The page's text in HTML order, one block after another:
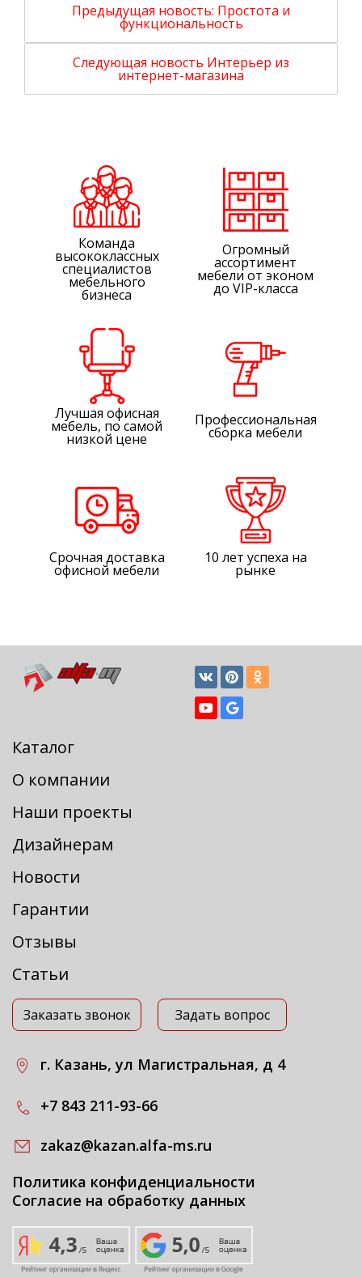
Предыдущая новость: Простота и
функциональность
Следующая новость Интерьер из
интернет-магазина
Команда
высококлассных
специалистов
мебельного
бизнеса
Огромный
ассортимент
мебели от эконом
до VIP-класса
Лучшая офисная
мебель, по самой
низкой цене
Профессиональная
сборка мебели
Срочная доставка
офисной мебели
10 лет успеха на
рынке
Каталог
О компании
Наши проекты
Дизайнерам
Новости
Гарантии
Отзывы
Статьи
Заказать звонок Задать вопрос
г. Казань, ул Магистральная, д 4
+7 843 211-93-66
zakaz@kazan.alfa-ms.ru
Политика конфиденциальности
Согласие на обработку данных